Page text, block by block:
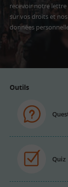
recevoir notre lettre
sur vos droits et
données
Outils
Quiz